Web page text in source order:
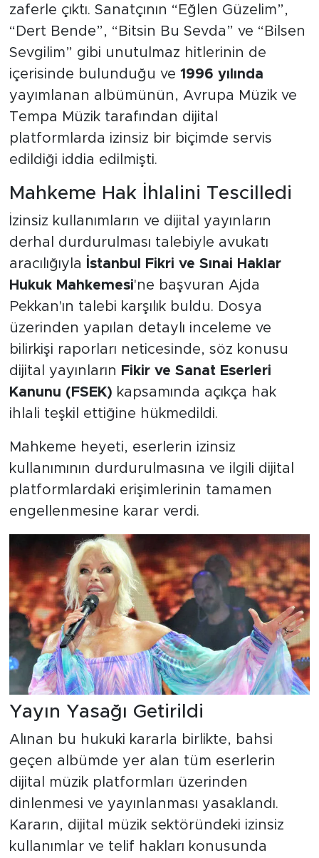
zaferle çıktı. Sanatçının “Eğlen Güzelim”,
“Dert Bende”, “Bitsin Bu Sevda” ve “Bilsen
Sevgilim” gibi unutulmaz hitlerinin de
içerisinde bulunduğu ve 1996 yılında
yayımlanan albümünün, Avrupa Müzik ve
Tempa Müzik tarafından dijital
platformlarda izinsiz bir biçimde servis
edildiği iddia edilmişti.
Mahkeme Hak İhlalini Tescilledi
İzinsiz kullanımların ve dijital yayınların
derhal durdurulması talebiyle avukatı
aracılığıyla
İstanbul Fikri ve Sınai Haklar
Hukuk Mahkemesi'ne başvuran Ajda
Pekkan'ın talebi karşılık buldu. Dosya
üzerinden yapılan detaylı inceleme ve
bilirkişi raporları neticesinde, söz konusu
dijital yayınların Fikir ve Sanat Eserleri
Kanunu (FSEK) kapsamında açıkça hak
ihlali teşkil ettiğine hükmedildi.
Mahkeme heyeti, eserlerin izinsiz
kullanımının durdurulmasına ve ilgili dijital
platformlardaki erişimlerinin tamamen
engellenmesine karar verdi.
Yayın Yasağı Getirildi
Alınan bu hukuki kararla birlikte, bahsi
geçen albümde yer alan tüm eserlerin
dijital müzik platformları üzerinden
dinlenmesi ve yayınlanması yasaklandı.
Kararın, dijital müzik sektöründeki izinsiz
kullanımlar ve telif hakları konusunda